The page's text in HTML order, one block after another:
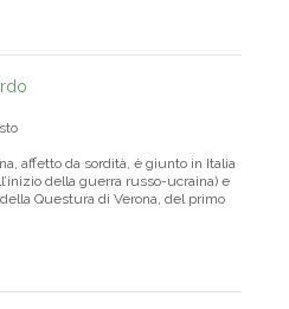
affetto da sordità, è giunto in Italia
della guerra russo-ucraina) e
Questura di Verona, del primo